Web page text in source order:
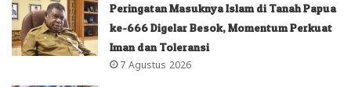
Peringatan Masuknya Islam di Tanah Papua
ke-666 Digelar Besok, Momentum Perkuat
Iman dan Toleransi
7 Agustus 2026